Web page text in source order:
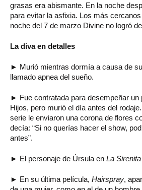
grasas era abismante. En la noche
para evitar la asfixia. Los más
noche del 7 de marzo Divine no logró
La diva en detalles
► Murió mientras dormía a causa de
llamado apnea del sueño.
► Fue contratada para desempeñar un
Hijos, pero murió el día antes del
serie le enviaron una corona de flores
decía: “Si no querías hacer el show,
antes”.
► El personaje de Úrsula en La Sirenita
► En su última película, Hairspray,